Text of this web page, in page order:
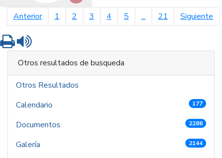
Anteriorpágina anterior
1 2 3 4 5 ... 21 Siguiente
Imprimir
Otros resultados de busqueda
Otros Resultados
Calendario
177
Documentos 2286
Galería 2144